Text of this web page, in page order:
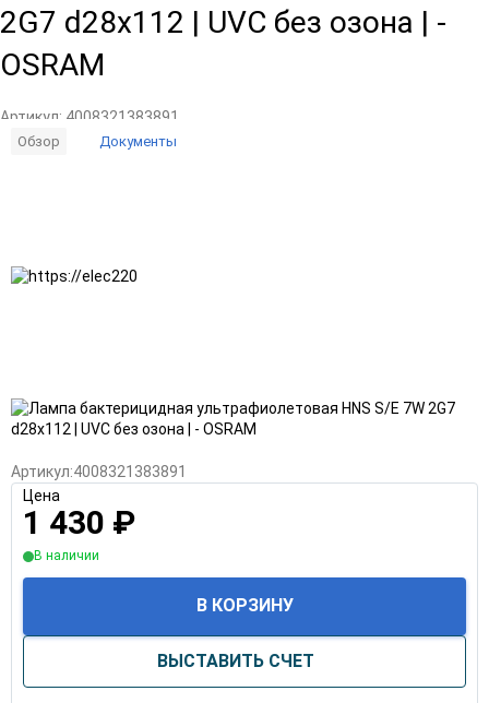
2G7 d28х112 | UVC без озона | -
OSRAM
Артикул: 4008321383891
Обзор Документы
Артикул:4008321383891
Цена
1 430 ₽
В наличии
В КОРЗИНУ
ВЫСТАВИТЬ СЧЕТ